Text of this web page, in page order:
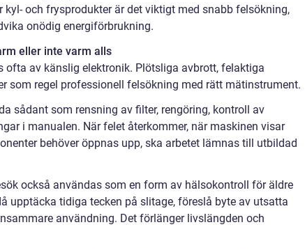
och frysprodukter är det viktigt med snabb felsökning,
onödig energiförbrukning.
eller inte varm alls
ofta av känslig elektronik. Plötsliga avbrott, felaktiga
som regel professionell felsökning med rätt mätinstrument.
sådant som rensning av filter, rengöring, kontroll av
i manualen. När felet återkommer, när maskinen visar
behöver öppnas upp, ska arbetet lämnas till utbildad
också användas som en form av hälsokontroll för äldre
upptäcka tidiga tecken på slitage, föreslå byte av utsatta
användning. Det förlänger livslängden och